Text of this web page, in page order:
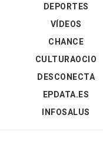
DEPORTES
VÍDEOS
CHANCE
CULTURAOCIO
DESCONECTA
EPDATA.ES
INFOSALUS